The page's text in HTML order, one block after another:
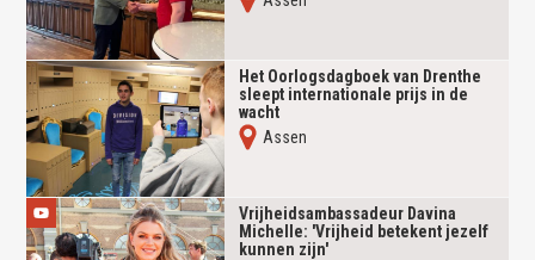
Het Oorlogsdagboek van Drenthe
sleept internationale prijs in de
wacht
Assen
Vrijheidsambassadeur Davina
Michelle: 'Vrijheid betekent jezelf
kunnen zijn'